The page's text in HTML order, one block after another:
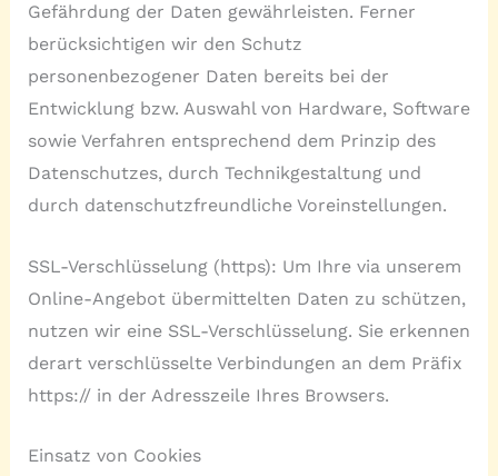
Gefährdung der Daten gewährleisten. Ferner
berücksichtigen wir den Schutz
personenbezogener Daten bereits bei der
Entwicklung bzw. Auswahl von Hardware, Software
sowie Verfahren entsprechend dem Prinzip des
Datenschutzes, durch Technikgestaltung und
durch datenschutzfreundliche Voreinstellungen.
SSL-Verschlüsselung (https): Um Ihre via unserem
Online-Angebot übermittelten Daten zu schützen,
nutzen wir eine SSL-Verschlüsselung. Sie erkennen
derart verschlüsselte Verbindungen an dem Präfix
https:// in der Adresszeile Ihres Browsers.
Einsatz von Cookies